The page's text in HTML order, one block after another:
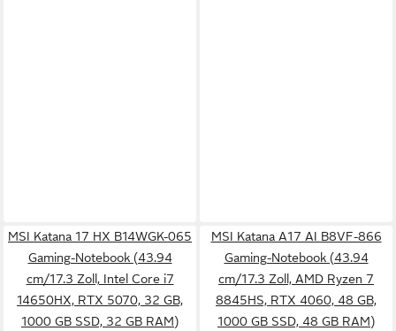
MSI Katana 17 HX B14WGK-065
Gaming-Notebook (43.94
cm/17.3 Zoll, Intel Core i7
14650HX, RTX 5070, 32 GB,
1000 GB SSD, 32 GB RAM)
MSI Katana A17 AI B8VF-866
Gaming-Notebook (43.94
cm/17.3 Zoll, AMD Ryzen 7
8845HS, RTX 4060, 48 GB,
1000 GB SSD, 48 GB RAM)